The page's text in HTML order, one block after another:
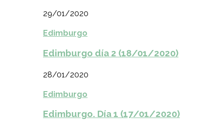
29/01/2020
Edimburgo
Edimburgo día 2 (18/01/2020)
28/01/2020
Edimburgo
Edimburgo. Día 1 (17/01/2020)